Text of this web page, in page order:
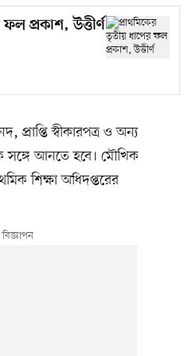
প্রকাশ, উত্তীর্ণ
স্বীকারপত্র ও অন্য
সঙ্গে আনতে হবে। মৌখিক
শিক্ষা অধিদপ্তরের